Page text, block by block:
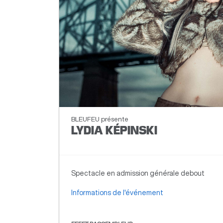
BLEUFEU présente
LYDIA KÉPINSKI
Spectacle en admission générale debout
Informations de l'événement